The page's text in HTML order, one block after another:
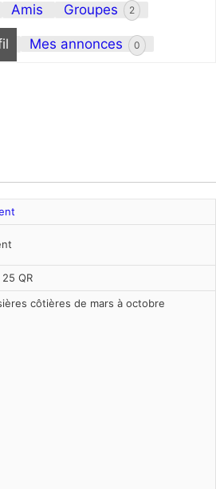
Amis Groupes 2
Mes annonces 0
QR
côtières de mars à octobre